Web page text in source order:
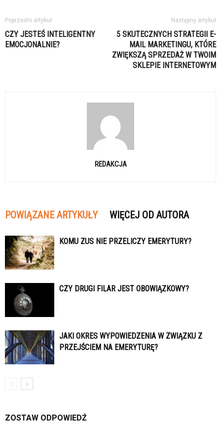
Poprzedni artykuł
CZY JESTEŚ INTELIGENTNY
EMOCJONALNIE?
Następny artykuł
5 SKUTECZNYCH STRATEGII E-
MAIL MARKETINGU, KTÓRE
ZWIĘKSZĄ SPRZEDAŻ W TWOIM
SKLEPIE INTERNETOWYM
REDAKCJA
POWIĄZANE ARTYKUŁY WIĘCEJ OD AUTORA
KOMU ZUS NIE PRZELICZY EMERYTURY?
CZY DRUGI FILAR JEST OBOWIĄZKOWY?
JAKI OKRES WYPOWIEDZENIA W ZWIĄZKU Z
PRZEJŚCIEM NA EMERYTURĘ?
ZOSTAW ODPOWIEDŹ